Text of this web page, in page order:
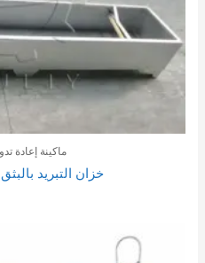
ماكينة إعادة
خزان التبريد